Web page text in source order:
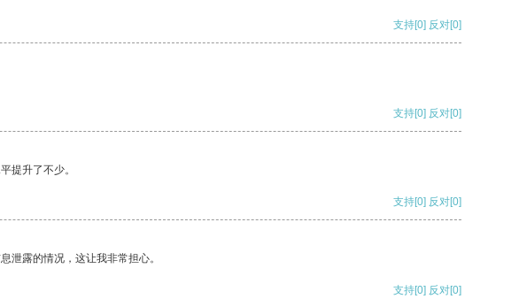
支持[0] 反对[0]
支持[0] 反对[0]
提升了不少。
支持[0] 反对[0]
泄露的情况，这让我非常担心。
支持[0] 反对[0]